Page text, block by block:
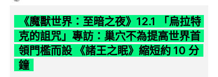
《魔獸世界：至暗之夜》12.1 「烏拉特
克的詛咒」專訪：巢穴不為提高世界首
領門檻而設 《諸王之眠》縮短約 10 分
鐘